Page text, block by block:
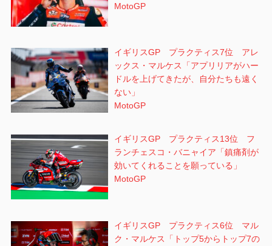
MotoGP
イギリスGP プラクティス7位 アレ
ックス・マルケス「アプリリアがハー
ドルを上げてきたが、自分たちも遠く
ない」
MotoGP
イギリスGP プラクティス13位 フ
ランチェスコ・バニャイア「鎮痛剤が
効いてくれることを願っている」
MotoGP
イギリスGP プラクティス6位 マル
ク・マルケス「トップ5からトップ7の